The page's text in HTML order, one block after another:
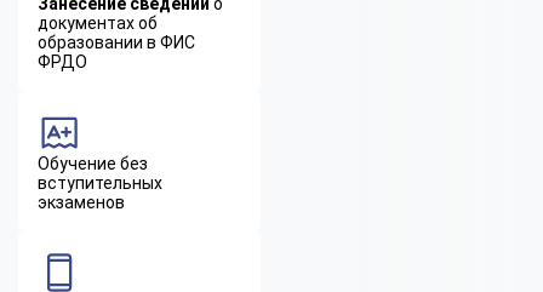
документах об
образовании в ФИС
ФРДО
Обучение без
вступительных
экзаменов